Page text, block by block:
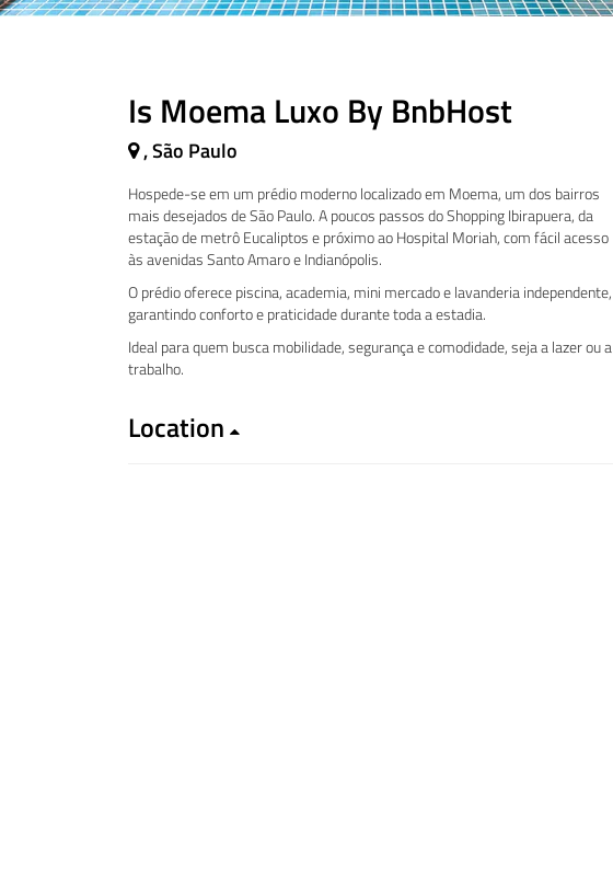
Is Moema Luxo By BnbHost
, São Paulo
Hospede-se em um prédio moderno localizado em Moema, um dos bairros
mais desejados de São Paulo. A poucos passos do Shopping Ibirapuera, da
estação de metrô Eucaliptos e próximo ao Hospital Moriah, com fácil acesso
às avenidas Santo Amaro e Indianópolis.
O prédio oferece piscina, academia, mini mercado e lavanderia independente,
garantindo conforto e praticidade durante toda a estadia.
Ideal para quem busca mobilidade, segurança e comodidade, seja a lazer ou a
trabalho.
Location